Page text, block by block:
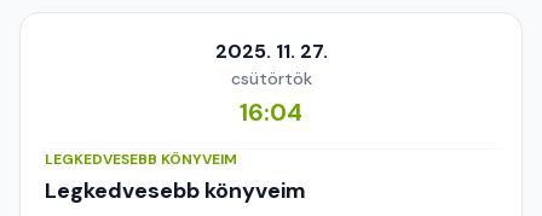
2025. 11. 27.
csütörtök
16:04
LEGKEDVESEBB KÖNYVEIM
Legkedvesebb könyveim